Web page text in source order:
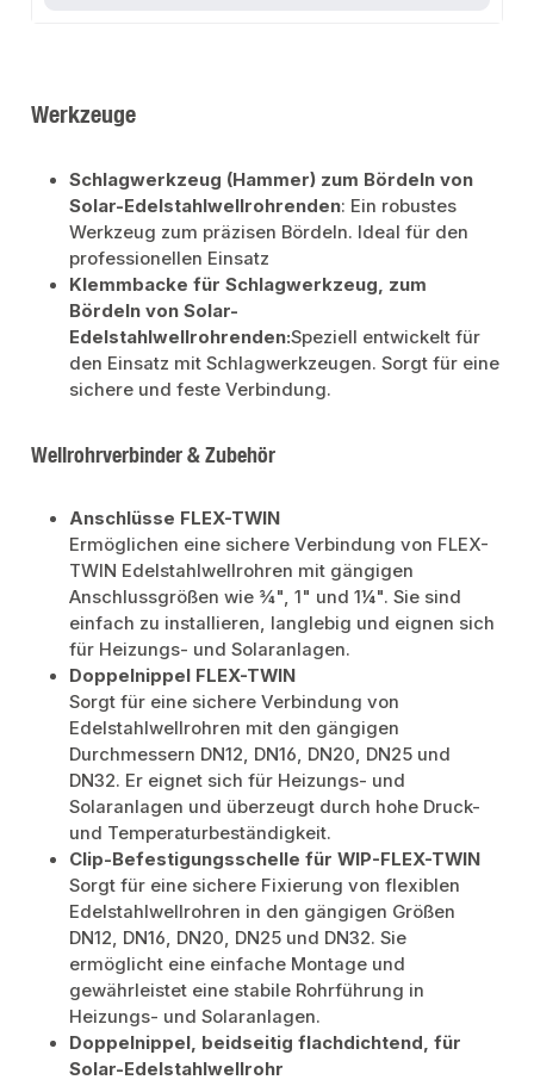
Werkzeuge
Schlagwerkzeug (Hammer) zum Bördeln von
Solar-Edelstahlwellrohrenden: Ein robustes
Werkzeug zum präzisen Bördeln. Ideal für den
professionellen Einsatz
Klemmbacke für Schlagwerkzeug, zum
Bördeln von Solar-
Edelstahlwellrohrenden:Speziell entwickelt für
den Einsatz mit Schlagwerkzeugen. Sorgt für eine
sichere und feste Verbindung.
Wellrohrverbinder & Zubehör
Anschlüsse FLEX-TWIN
Ermöglichen eine sichere Verbindung von FLEX-
TWIN Edelstahlwellrohren mit gängigen
Anschlussgrößen wie ¾", 1" und 1¼". Sie sind
einfach zu installieren, langlebig und eignen sich
für Heizungs- und Solaranlagen.
Doppelnippel FLEX-TWIN
Sorgt für eine sichere Verbindung von
Edelstahlwellrohren mit den gängigen
Durchmessern DN12, DN16, DN20, DN25 und
DN32. Er eignet sich für Heizungs- und
Solaranlagen und überzeugt durch hohe Druck-
und Temperaturbeständigkeit.
Clip-Befestigungsschelle für WIP-FLEX-TWIN
Sorgt für eine sichere Fixierung von flexiblen
Edelstahlwellrohren in den gängigen Größen
DN12, DN16, DN20, DN25 und DN32. Sie
ermöglicht eine einfache Montage und
gewährleistet eine stabile Rohrführung in
Heizungs- und Solaranlagen.
Doppelnippel, beidseitig flachdichtend, für
Solar-Edelstahlwellrohr